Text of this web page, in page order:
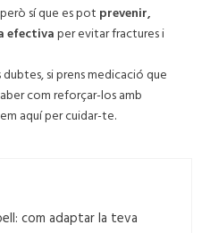
sí que es pot prevenir,
efectivaper evitar fractures i
dubtes, si prens medicació que
com reforçar-los amb
aquí per cuidar-te.
com adaptar la teva